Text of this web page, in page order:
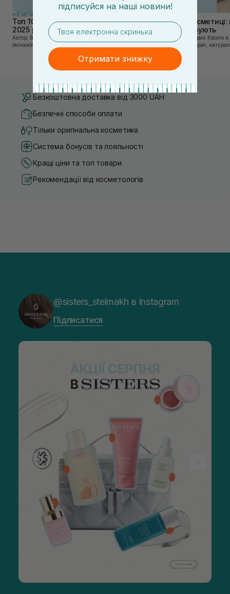
КОСМЕТИКА
Топ 10 брендів доглядової косметики у
2025 році
Автор: Віка Нагорна У сучасному світі, де тренди
змінюються зі швидкістю світла, а ринок популярної
косметики переповнений новими пропозиціями, вибір
засобу для себе стає справжнім викликом. 2025 р...
Каолін в
використовують
Автор: Юлія Цебрик Каолін в косметології – це
природний мінерал,
безліч переваг для шкіри
завдяки великій кількості
Безкоштовна доставка від 3000 UAH
Безпечні способи оплати
Тільки оригінальна косметика
Система бонусів та лояльності
Кращі ціни та топ товари
Рекомендації від косметологів
@sisters_stelmakh в Instagram
Підписатися
підписуйся на наші новини!
email
Отримати знижку